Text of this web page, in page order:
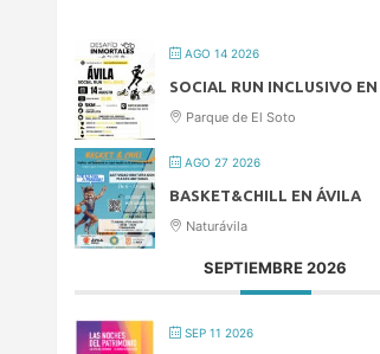
AGO 14 2026
SOCIAL RUN INCLUSIVO
Parque de El Soto
AGO 27 2026
BASKET&CHILL EN ÁVILA
Naturávila
SEPTIEMBRE 2026
SEP 11 2026